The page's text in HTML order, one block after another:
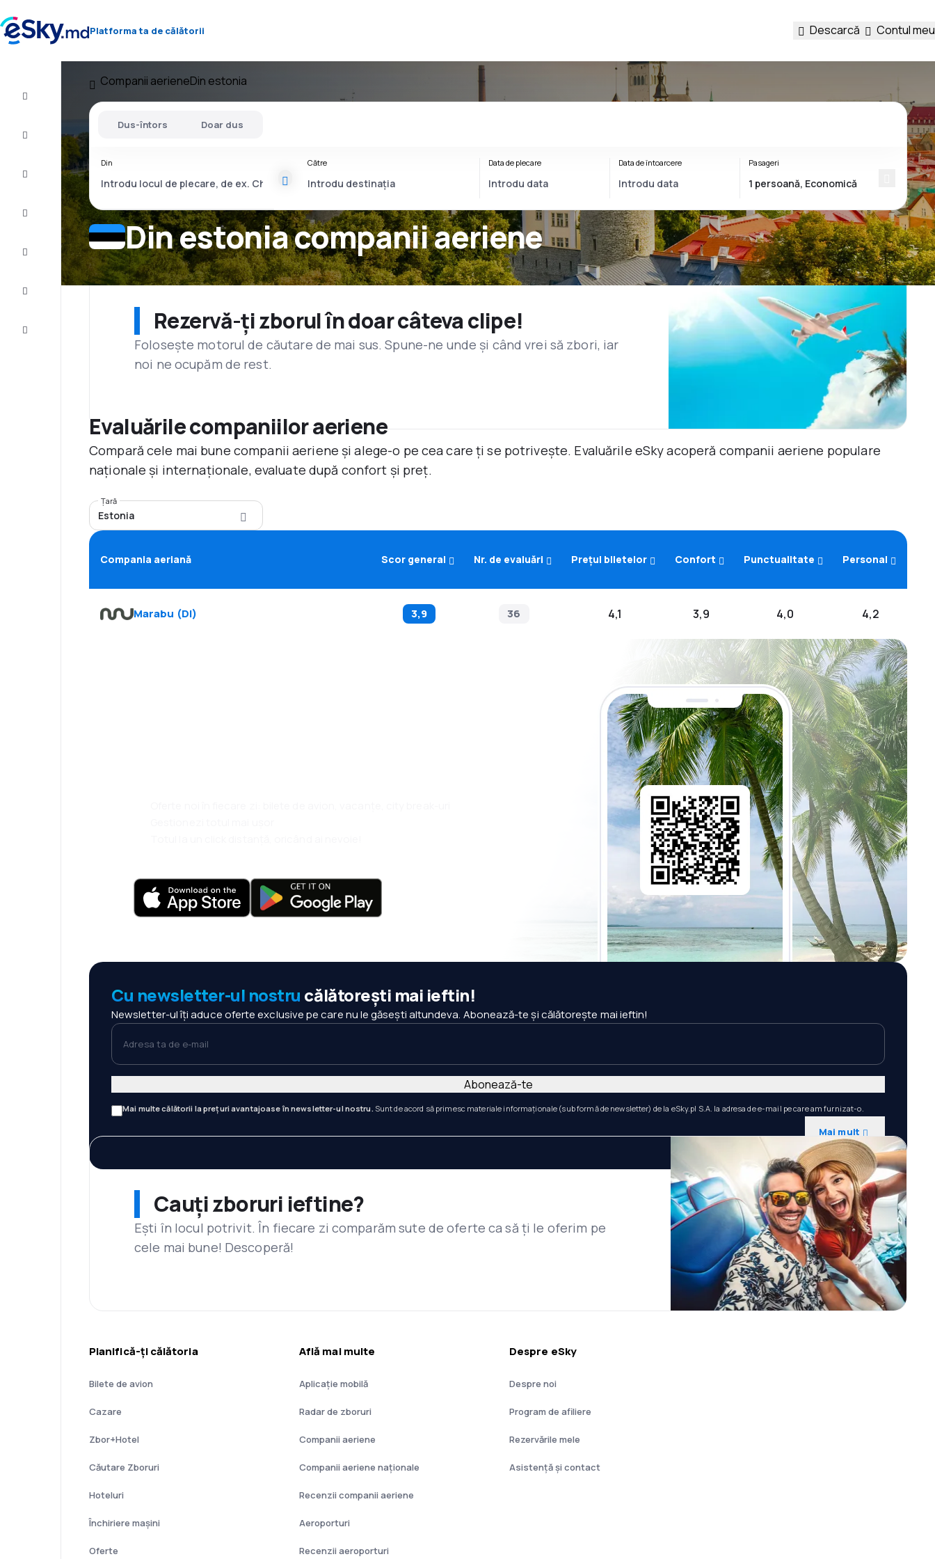
Platforma ta de călătorii Descarcă Contul meu
Finalizează
călătoria
Inspiraţie şi
Companii aerieneDin estonia
Din estonia companii aeriene
Dus-întors Doar dus
Din Către Data de plecare Data de întoarcere Pasageri
Rezervă-ți zborul în doar câteva clipe!
Folosește motorul de căutare de mai sus. Spune-ne unde și când vrei să zbori, iar
noi ne ocupăm de rest.
Evaluările companiilor aeriene
Compară cele mai bune companii aeriene și alege-o pe cea care ți se potrivește. Evaluările eSky acoperă companii aeriene populare
naționale și internaționale, evaluate după confort și preț.
Țară
Estonia
Compania aeriană Scor general Nr. de evaluări Prețul biletelor Confort Punctualitate Personal
Marabu (DI) 3,9 36 4,1 3,9 4,0 4,2
Cu newsletter-ul nostru călătorești mai ieftin!
Newsletter-ul îți aduce oferte exclusive pe care nu le găsești altundeva. Abonează-te și călătorește mai ieftin!
Adresa ta de e-mail
Mai multe călătorii la prețuri avantajoase în newsletter-ul nostru. Sunt de acord să primesc materiale informaționale (sub formă de newsletter) de la eSky.pl S.A. la adresa de e-mail pe care am furnizat-o.
Mai mult
Abonează-te
Cauți zboruri ieftine?
Ești în locul potrivit. În fiecare zi comparăm sute de oferte ca să ți le oferim pe
cele mai bune! Descoperă!
Planifică-ți călătoria
Bilete de avion
Cazare
Zbor+Hotel
Căutare Zboruri
Hoteluri
Închiriere mașini
Oferte
Află mai multe
Aplicație mobilă
Radar de zboruri
Companii aeriene
Companii aeriene naţionale
Recenzii companii aeriene
Aeroporturi
Recenzii aeroporturi
Despre eSky
Despre noi
Program de afiliere
Rezervările mele
Asistenţă şi contact